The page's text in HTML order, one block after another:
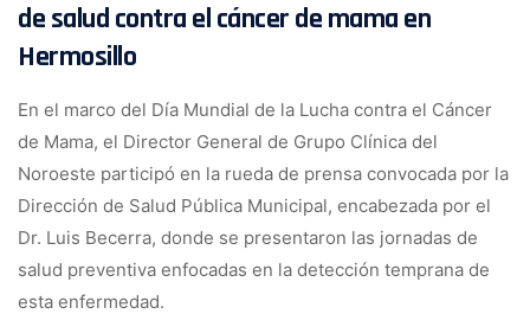
de salud contra el cáncer de mama en
Hermosillo
En el marco del Día Mundial de la Lucha contra el Cáncer
de Mama, el Director General de Grupo Clínica del
Noroeste participó en la rueda de prensa convocada por la
Dirección de Salud Pública Municipal, encabezada por el
Dr. Luis Becerra, donde se presentaron las jornadas de
salud preventiva enfocadas en la detección temprana de
esta enfermedad.